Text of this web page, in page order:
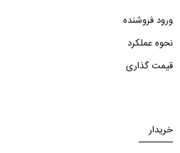
ورود فروشنده
نحوه عملکرد
قیمت گذاری
خریدار